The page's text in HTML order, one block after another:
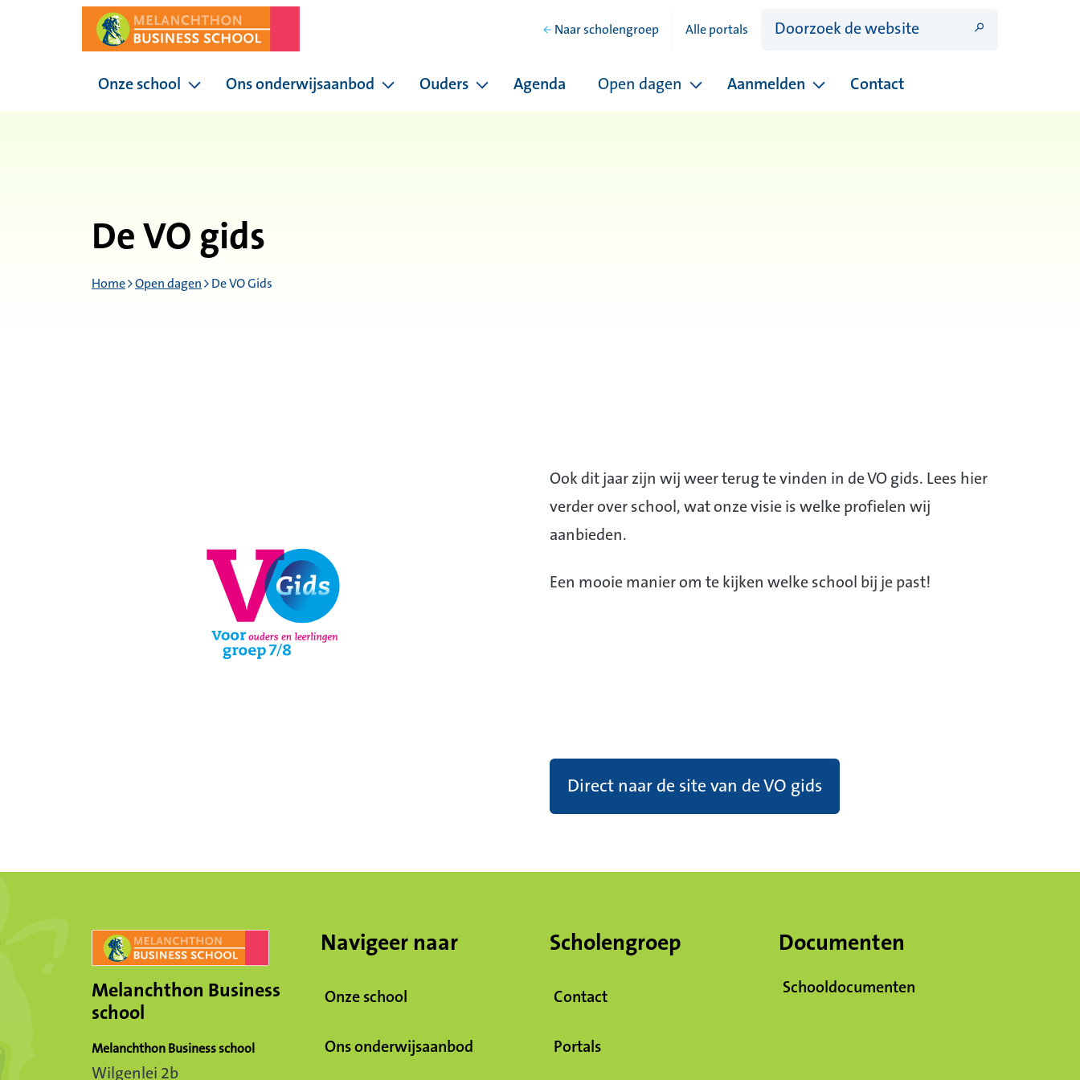
Naar scholengroep Alle portals
Onze school
Pagina's onder Onze school
Ons onderwijsaanbod
Pagina's onder Ons onderwijsaanbod
Ouders
Pagina's onder Ouders
Agenda Open dagen Aanmelden Contact
De VO gids
Home Open dagen De VO Gids
Ook dit jaar zijn wij weer terug te vinden in de VO gids. Lees hier
verder over school, wat onze visie is welke profielen wij
aanbieden.
Een mooie manier om te kijken welke school bij je past!
Direct naar de site van de VO gids
Melanchthon Business
school
Melanchthon Business school
Wilgenlei 2b
Navigeer naar
Onze school
Ons onderwijsaanbod
Scholengroep
Contact
Portals
Documenten
Schooldocumenten